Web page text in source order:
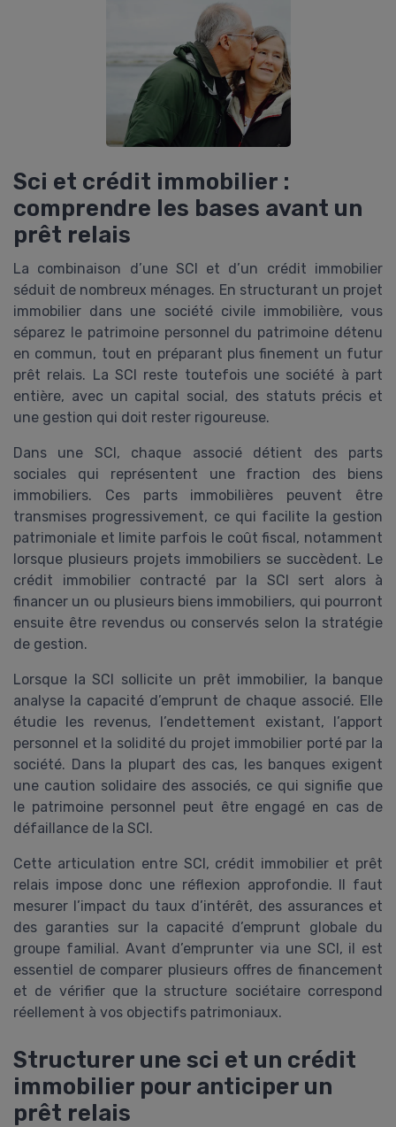
Sci et crédit immobilier :
comprendre les bases avant un
prêt relais
La combinaison d’une SCI et d’un crédit immobilier
séduit de nombreux ménages. En structurant un projet
immobilier dans une société civile immobilière, vous
séparez le patrimoine personnel du patrimoine détenu
en commun, tout en préparant plus finement un futur
prêt relais. La SCI reste toutefois une société à part
entière, avec un capital social, des statuts précis et
une gestion qui doit rester rigoureuse.
Dans une SCI, chaque associé détient des parts
sociales qui représentent une fraction des biens
immobiliers. Ces parts immobilières peuvent être
transmises progressivement, ce qui facilite la gestion
patrimoniale et limite parfois le coût fiscal, notamment
lorsque plusieurs projets immobiliers se succèdent. Le
crédit immobilier contracté par la SCI sert alors à
financer un ou plusieurs biens immobiliers, qui pourront
ensuite être revendus ou conservés selon la stratégie
de gestion.
Lorsque la SCI sollicite un prêt immobilier, la banque
analyse la capacité d’emprunt de chaque associé. Elle
étudie les revenus, l’endettement existant, l’apport
personnel et la solidité du projet immobilier porté par la
société. Dans la plupart des cas, les banques exigent
une caution solidaire des associés, ce qui signifie que
le patrimoine personnel peut être engagé en cas de
défaillance de la SCI.
Cette articulation entre SCI, crédit immobilier et prêt
relais impose donc une réflexion approfondie. Il faut
mesurer l’impact du taux d’intérêt, des assurances et
des garanties sur la capacité d’emprunt globale du
groupe familial. Avant d’emprunter via une SCI, il est
essentiel de comparer plusieurs offres de financement
et de vérifier que la structure sociétaire correspond
réellement à vos objectifs patrimoniaux.
Structurer une sci et un crédit
immobilier pour anticiper un
prêt relais